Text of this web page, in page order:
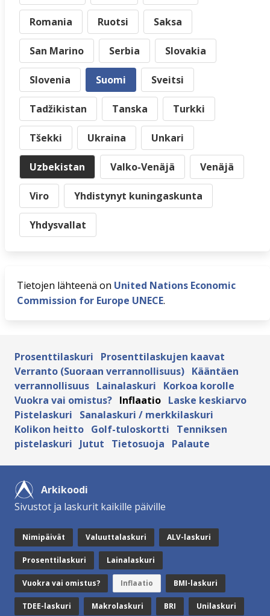
Romania Ruotsi Saksa
San Marino Serbia Slovakia
Slovenia Suomi Sveitsi
Tadžikistan Tanska Turkki
Tšekki Ukraina Unkari
Uzbekistan Valko-Venäjä Venäjä
Viro Yhdistynyt kuningaskunta
Yhdysvallat
Tietojen lähteenä on United Nations Economic
Commission for Europe UNECE.
Prosenttilaskuri
Prosenttilaskujen kaavat
Verranto (Suoraan verrannollisuus) Kääntäen
verrannollisuus Lainalaskuri
Korkoa korolle
Vuokra vai omistus? Inflaatio Laske keskiarvo
Pistelaskuri
Sanalaskuri / merkkilaskuri
Kolikon heitto Golf-tuloskortti
Tenniksen
pistelaskuri
Jutut Tietosuoja Palaute
Arkikoodi
Sivustot ja laskurit kaikille päiville
Nimipäivät Valuuttalaskuri ALV-laskuri
Prosenttilaskuri Lainalaskuri
Vuokra vai omistus? Inflaatio BMI-laskuri
TDEE-laskuri Makrolaskuri BRI Unilaskuri